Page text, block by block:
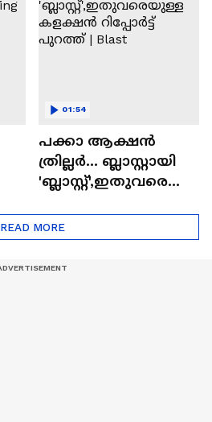
പക്കാ ആക്ഷൻ
ത്രില്ലർ... ബ്ലാസ്റ്റായി
'ബ്ലാസ്റ്റ്',ഇതുവരെയു
റിപ്പോർട്ട് പുറത്ത് |
Blast
01:54
READ MORE